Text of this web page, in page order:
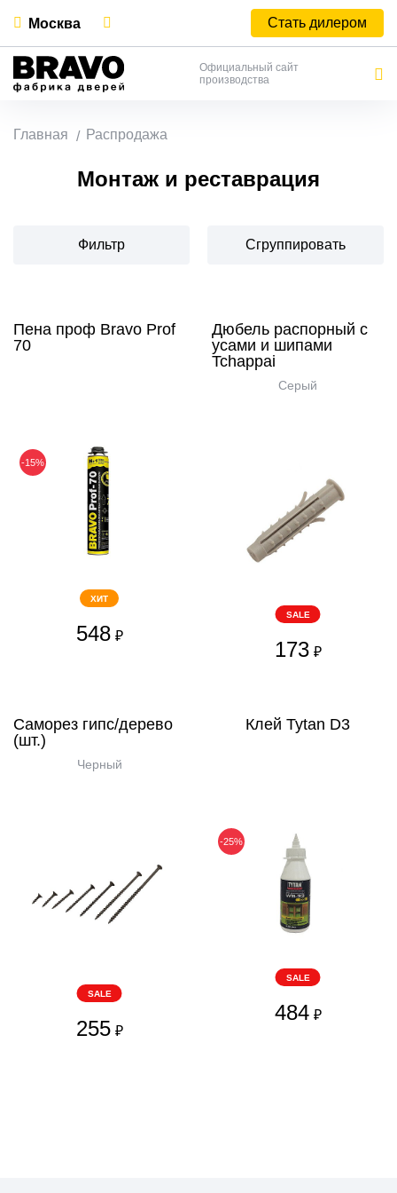
Москва Стать дилером
Официальный сайт
производства
Главная Распродажа
Монтаж и реставрация
Фильтр Сгруппировать
Пена проф Bravo Prof
70
-15%
ХИТ
548 ₽
Дюбель распорный с
усами и шипами
Tchappai
Серый
SALE
173 ₽
Саморез гипс/дерево
(шт.)
Черный
SALE
255 ₽
Клей Tytan D3
-25%
SALE
484 ₽